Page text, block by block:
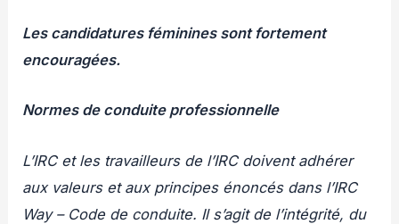
Les candidatures féminines sont fortement
encouragées.
Normes de conduite professionnelle
L’IRC et les travailleurs de l’IRC doivent adhérer
aux valeurs et aux principes énoncés dans l’IRC
Way – Code de conduite. Il s’agit de l’intégrité, du